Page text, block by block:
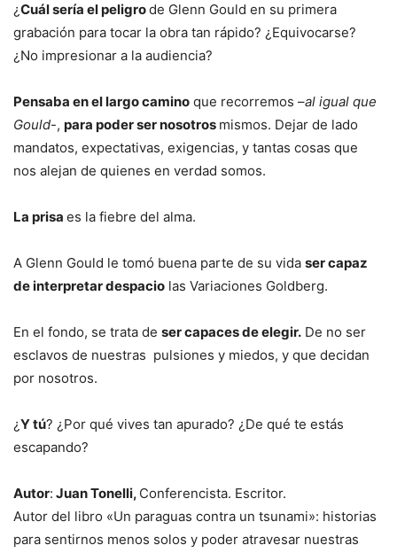
¿Cuál sería el peligrode Glenn Gould en su primera
grabación para tocar la obra tan rápido? ¿Equivocarse?
¿No impresionar a la audiencia?
Pensaba en el largo camino que recorremos –al igual que
Gould-, para poder ser nosotros mismos. Dejar de lado
mandatos, expectativas, exigencias, y tantas cosas que
nos alejan de quienes en verdad somos.
La prisa es la fiebre del alma.
A Glenn Gould le tomó buena parte de su vida ser capaz
de interpretar despacio las Variaciones Goldberg.
En el fondo, se trata de ser capaces de elegir. De no ser
esclavos de nuestras pulsiones y miedos, y que decidan
por nosotros.
¿Y tú? ¿Por qué vives tan apurado? ¿De qué te estás
escapando?
Autor: Juan Tonelli, Conferencista. Escritor.
Autor del libro «Un paraguas contra un tsunami»: historias
para sentirnos menos solos y poder atravesar nuestras